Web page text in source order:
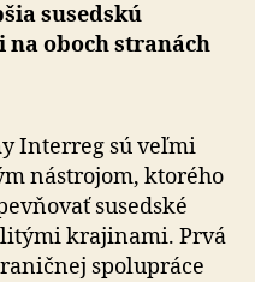
susedskú
oboch stranách
Interreg sú veľmi
nástrojom, ktorého
susedské
krajinami. Prvá
spolupráce